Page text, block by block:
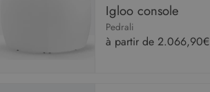
Igloo console
Pedrali
à partir de2.066,90€